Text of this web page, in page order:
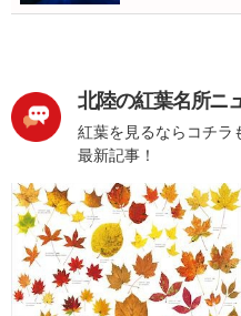
北陸の紅葉名所ニ
紅葉を見るならコチラ
最新記事！